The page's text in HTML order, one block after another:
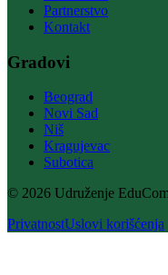
Partnerstvo
Kontakt
Gradovi
Beograd
Novi Sad
Niš
Kragujevac
Subotica
© 2026 Udruženje
PrivatnostUslovi korišćenja